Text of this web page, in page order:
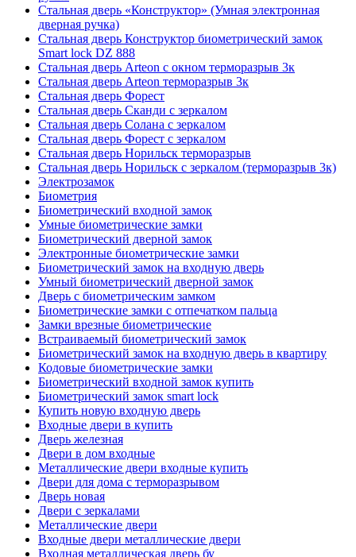
Стальная дверь «Конструктор» (Умная электронная
дверная ручка)
Стальная дверь Конструктор биометрический замок
Smart lock DZ 888
Стальная дверь Arteon с окном терморазрыв 3к
Стальная дверь Arteon терморазрыв 3к
Стальная дверь Форест
Стальная дверь Сканди с зеркалом
Стальная дверь Солана с зеркалом
Стальная дверь Форест с зеркалом
Стальная дверь Норильск терморазрыв
Стальная дверь Норильск с зеркалом (терморазрыв 3к)
Электрозамок
Биометрия
Биометрический входной замок
Умные биометрические замки
Биометрический дверной замок
Электронные биометрические замки
Биометрический замок на входную дверь
Умный биометрический дверной замок
Дверь с биометрическим замком
Биометрические замки с отпечатком пальца
Замки врезные биометрические
Встраиваемый биометрический замок
Биометрический замок на входную дверь в квартиру
Кодовые биометрические замки
Биометрический входной замок купить
Биометрический замок smart lock
Купить новую входную дверь
Входные двери в купить
Дверь железная
Двери в дом входные
Металлические двери входные купить
Двери для дома с терморазрывом
Дверь новая
Двери с зеркалами
Металлические двери
Входные двери металлические двери
Входная металлическая дверь бу